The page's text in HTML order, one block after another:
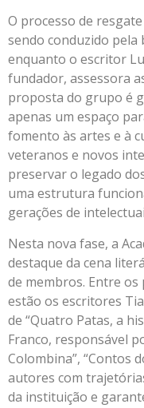
O processo de
sendo conduzido
enquanto o escritor
fundador, assessora
proposta do grupo é
apenas um espaço
fomento às artes e à
veteranos e novos
preservar o legado
uma estrutura
gerações de
Nesta nova fase, a
destaque da cena
de membros. Entre os
estão os escritores
de “Quatro Patas, a
Franco, responsável
Colombina”, “Contos
autores com
da instituição e